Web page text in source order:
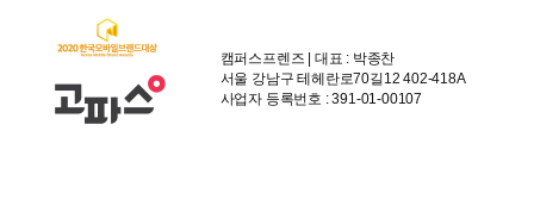
캠퍼스프렌즈 | 대표 : 박종찬
서울 강남구 테헤란로70길12 402-418A
사업자 등록번호 : 391-01-00107